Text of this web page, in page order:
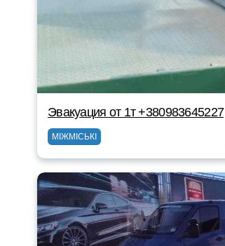
Эвакуация от 1т +380983645227
МІЖМІСЬКІ